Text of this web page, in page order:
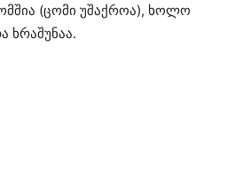
(ცომი უშაქროა), ხოლო
ხრაშუნაა.